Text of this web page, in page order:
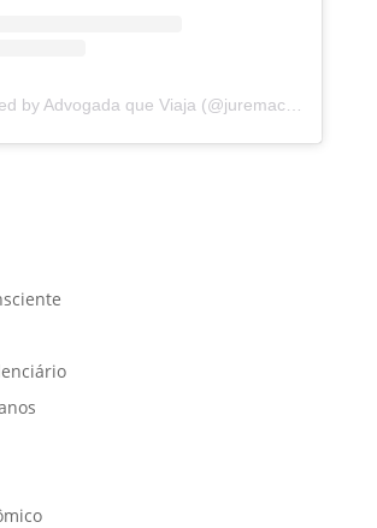
A post shared by Advogada que Viaja (@juremacintra)